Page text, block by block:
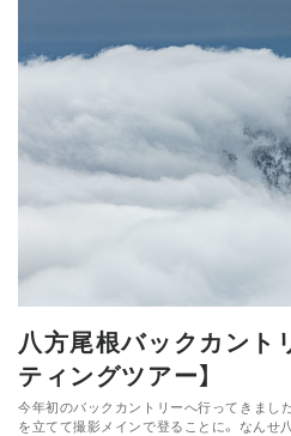
八方尾根バックカント
ティングツアー】
今年初のバックカントリーへ行ってきまし
を立てて撮影メインで登ることに。 なんせ